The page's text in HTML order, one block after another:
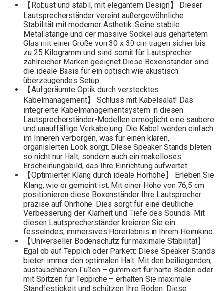
【Robust und stabil, mit elegantem Design】 Dieser
Lautsprecherständer vereint außergewöhnliche
Stabilität mit moderner Ästhetik. Seine stabile
Metallstange und der massive Sockel aus gehärtetem
Glas mit einer Größe von 30 x 30 cm tragen sicher bis
zu 25 Kilogramm und sind somit für Lautsprecher
zahlreicher Marken geeignet.Diese Boxenständer sind
die ideale Basis für ein optisch wie akustisch
überzeugendes Setup.
【Aufgeräumte Optik durch verstecktes
Kabelmanagement】 Schluss mit Kabelsalat! Das
integrierte Kabelmanagementsystem in diesen
Lautsprecherständer-Modellen ermöglicht eine saubere
und unauffällige Verkabelung. Die Kabel werden einfach
im Inneren verborgen, was für einen klaren,
organisierten Look sorgt. Diese Speaker Stands bieten
so nicht nur Halt, sondern auch ein makelloses
Erscheinungsbild, das Ihre Einrichtung aufwertet.
【Optimierter Klang durch ideale Hörhöhe】 Erleben Sie
Klang, wie er gemeint ist. Mit einer Höhe von 76,5 cm
positionieren diese Boxenständer Ihre Lautsprecher
präzise auf Ohrhöhe. Dies sorgt für eine deutliche
Verbesserung der Klarheit und Tiefe des Sounds. Mit
diesen Lautsprecherständer kreieren Sie ein
fesselndes, immersives Hörerlebnis in Ihrem Heimkino.
【Universeller Bodenschutz für maximale Stabilität】
Egal ob auf Teppich oder Parkett: Diese Speaker Stands
bieten immer den optimalen Halt. Mit den beiliegenden,
austauschbaren Füßen – gummiert für harte Böden oder
mit Spitzen für Teppiche – erhalten Sie maximale
Standfestigkeit und schützen Ihre Böden. Diese